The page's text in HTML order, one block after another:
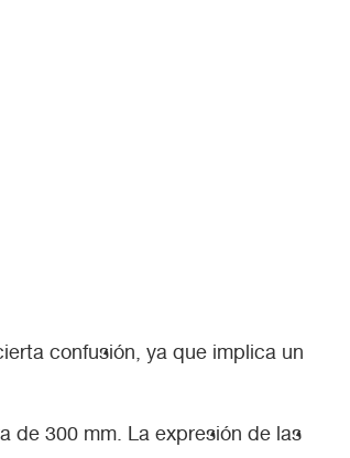
confusión, ya que implica un
de 300 mm. La expresión de las